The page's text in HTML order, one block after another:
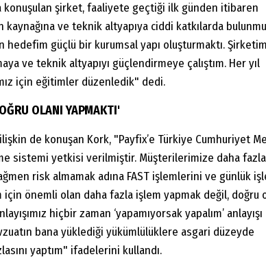
konuşulan şirket, faaliyete geçtiği ilk günden itibaren
ve teknik altyapıya ciddi katkılarda
hedefim güçlü bir kurumsal yapı oluşturmaktı.
ve teknik altyapıyı güçlendirmeye çalıştım. Her yıl
için eğitimler düzenledik" dedi.
OLANI YAPMAKTI'
de konuşan Kork, "Payfix’e Türkiye Cumhuriyet
sistemi yetkisi verilmiştir. Müşterilerimize daha fazla
risk almamak adına FAST işlemlerini ve günlük
için önemli olan daha fazla işlem yapmak değil, doğru
hiçbir zaman ‘yapamıyorsak yapalım’ anlayışı
bana yüklediği yükümlülüklere asgari düzeyde
yaptım" ifadelerini kullandı.